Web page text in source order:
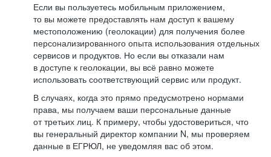
Если вы пользуетесь мобильным приложением,
то вы можете предоставлять нам доступ к вашему
местоположению (геолокации) для получения более
персонализированного опыта использования отдельных
сервисов и продуктов. Но если вы отказали нам
в доступе к геолокации, вы всё равно можете
использовать соответствующий сервис или продукт.
В случаях, когда это прямо предусмотрено нормами
права, мы получаем ваши персональные данные
от третьих лиц. К примеру, чтобы удостовериться, что
вы генеральный директор компании N, мы проверяем
данные в ЕГРЮЛ, не уведомляя вас об этом.